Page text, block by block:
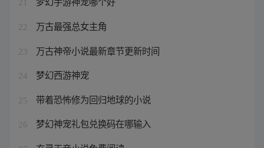
21
22 万古最强总女主角
23 万古神帝小说最新章节更新时间
24 梦幻西游神宠
25 带着恐怖修为回归地球的小说
26 梦幻神宠礼包兑换码在哪输入